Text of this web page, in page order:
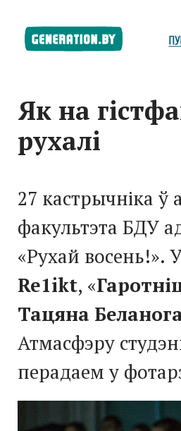
Як на
рухалі
27 кастрычніка ў
факультэта БДУ
«Рухай восень!».
Re1ikt, «
Тацяна
Атмасфэру
перадаем у